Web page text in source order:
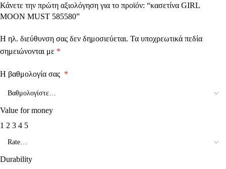
Κάνετε την πρώτη αξιολόγηση για το προϊόν: “κασετίνα GIRL
MOON MUST 585580”
Η ηλ. διεύθυνση σας δεν δημοσιεύεται. Τα υποχρεωτικά πεδία
σημειώνονται με *
Η βαθμολογία σας *
Value for money
1 2 3 4 5
Durability